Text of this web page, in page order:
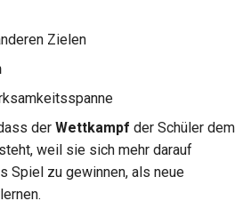
Zielen
der Wettkampf der Schüler dem
weil sie sich mehr darauf
Spiel zu gewinnen, als neue